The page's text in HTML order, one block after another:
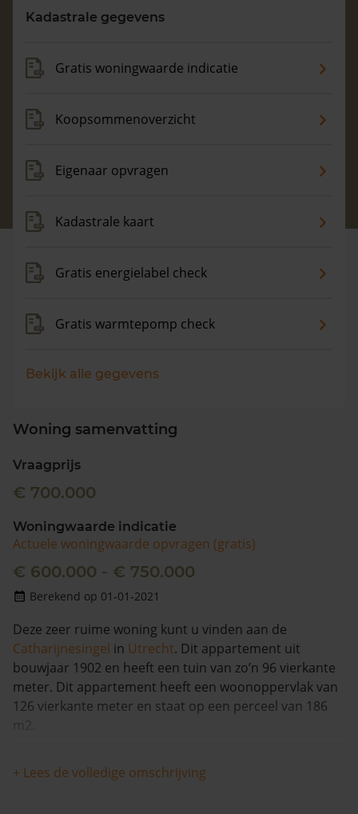
Maandag t/m vrijdag - 08:00 -18:00
Kadastrale gegevens
Gratis woningwaarde indicatie
Koopsommenoverzicht
Eigenaar opvragen
Kadastrale kaart
Gratis energielabel check
Gratis warmtepomp check
Bekijk alle gegevens
Woning samenvatting
Vraagprijs
€ 700.000
Woningwaarde indicatie
Actuele woningwaarde opvragen (gratis)
€ 600.000 - € 750.000
Berekend op 01-01-2021
Deze zeer ruime woning kunt u vinden aan de
Catharijnesingel in Utrecht. Dit appartement uit
bouwjaar 1902 en heeft een tuin van zo’n 96 vierkante
meter. Dit appartement heeft een woonoppervlak van
126 vierkante meter en staat op een perceel van 186
m2.
Deze woning is 20232017 in 2017 voor het laatst
verkocht en is in de afgelopen 12 maanden stabiel
+ Lees de volledige omschrijving